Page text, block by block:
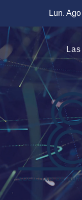
contenido
Lun.